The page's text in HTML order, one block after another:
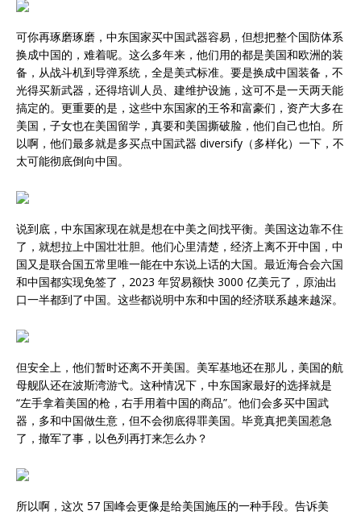
可你再琢磨琢磨，中东国家买中国武器容易，但想把整个国防体系
换成中国的，难着呢。这么多年来，他们用的都是美国和欧洲的装
备，从战斗机到导弹系统，全是美式标准。要是换成中国装备，不
光得买新武器，还得培训人员、建维护设施，这可不是一天两天能
搞定的。更重要的是，这些中东国家的王爷和富豪们，资产大多在
美国，子女也在美国留学，真要和美国撕破脸，他们自己也怕。所
以啊，他们最多就是多买点中国武器 diversify（多样化）一下，不
太可能彻底倒向中国。
说到底，中东国家现在就是想在中美之间找平衡。美国这边靠不住
了，就想拉上中国壮壮胆。他们心里清楚，经济上离不开中国，中
国又是联合国五常里唯一能在中东说上话的大国。最近海合会六国
和中国都实现免签了，2023 年贸易额快 3000 亿美元了，原油出
口一半都到了中国。这些都说明中东和中国的经济联系越来越深。
但安全上，他们暂时还离不开美国。美军基地还在那儿，美国的航
母舰队还在波斯湾游弋。这种情况下，中东国家最好的选择就是
“左手拿着美国的枪，右手用着中国的商品”。他们会多买中国武
器，多和中国做生意，但不会彻底得罪美国。毕竟真把美国惹急
了，撤军了事，以色列再打来怎么办？
所以啊，这次 57 国峰会更像是给美国施压的一种手段。告诉美